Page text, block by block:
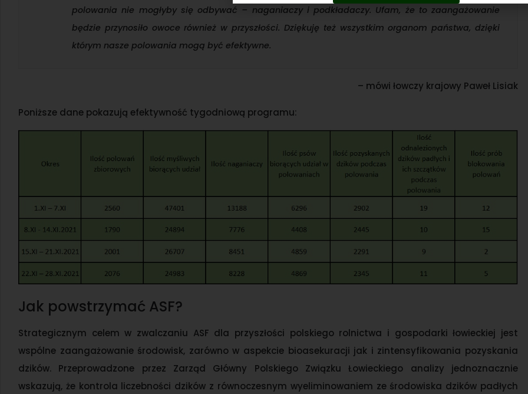
polowania nie mogłyby się odbywać – naganiaczy i podkładaczy. Ufam, że to zaangażowanie
będzie przynosiło owoce również w przyszłości. Dziękuję też wszystkim organom państwa, dzięki
którym nasze polowania mogą być efektywne.
– mówi łowczy krajowy Paweł Lisiak
Poniższe dane pokazują efektywność tygodniową programu:
Jak powstrzymać ASF?
Strategicznym celem w zwalczaniu ASF dla przyszłości polskiego rolnictwa i gospodarki łowieckiej jest
wspólne zaangażowanie środowisk, zarówno w aspekcie bioasekuracji jak i zintensyfikowania pozyskania
dzików. Przeprowadzone przez Zarząd Główny Polskiego Związku Łowieckiego analizy jednoznacznie
wskazują, że kontrola liczebności dzików z równoczesnym wyeliminowaniem ze środowiska dzików padłych